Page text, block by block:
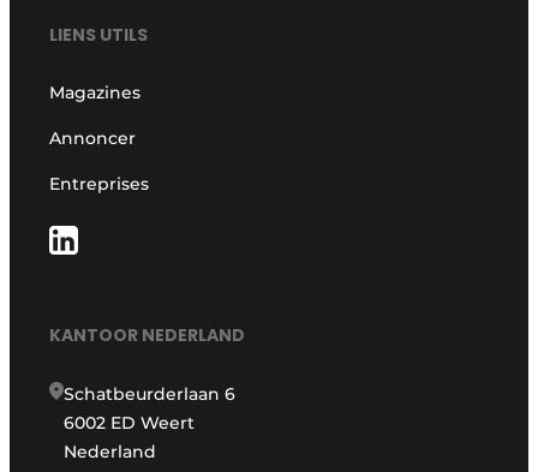
LIENS UTILS
Magazines
Annoncer
Entreprises
KANTOOR NEDERLAND
Schatbeurderlaan 6
6002 ED Weert
Nederland